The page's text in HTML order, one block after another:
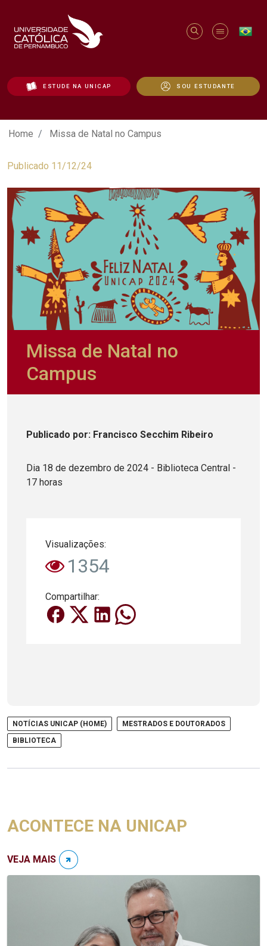
ESTUDE NA UNICAP SOU ESTUDANTE
Missa de Natal no Campus - Unicap
Home Missa de Natal no Campus
Publicado 11/12/24
Missa de Natal no
Campus
Publicado por: Francisco Secchim Ribeiro
Dia 18 de dezembro de 2024 - Biblioteca Central -
17 horas
Visualizações:
1354
Compartilhar:
NOTÍCIAS UNICAP (HOME)
MESTRADOS E DOUTORADOS
BIBLIOTECA
ACONTECE NA UNICAP
VEJA MAIS